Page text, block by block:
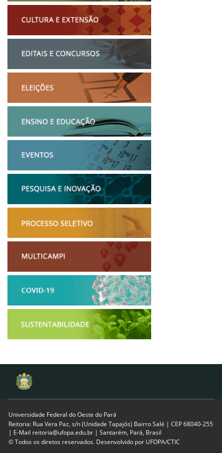
Universidade Federal do Oeste do Pará
Reitoria: Rua Vera Paz, s/n (Unidade Tapajós) Bairro Salé | CEP 68040-255
| E-Mail reitoria@ufopa.edu.br | Santarém, Pará, Brasil
© Todos os diretos reservados. Desenvolvido por UFOPA/CTIC